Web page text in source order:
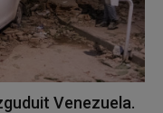
Venezuela.